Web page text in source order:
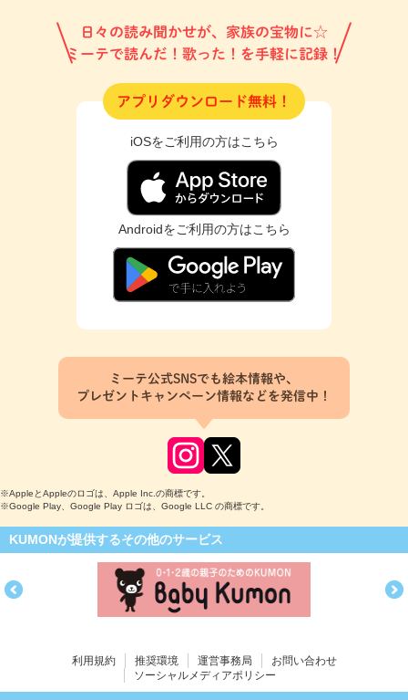
日々の読み聞かせが、家族の宝物に☆
ミーテで読んだ！歌った！を手軽に記録！
アプリダウンロード無料！
iOSをご利用の方はこちら
Androidをご利用の方はこちら
ミーテ公式SNSでも絵本情報や、
プレゼントキャンペーン情報などを発信中！
※AppleとAppleのロゴは、Apple Inc.の商標です。
※Google Play、Google Play ロゴは、Google LLC の商標です。
KUMONが提供するその他のサービス
利用規約 推奨環境 運営事務局
お問い合わせ
ソーシャルメディアポリシー